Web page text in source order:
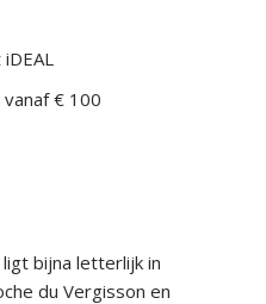
€ 100
bijna letterlijk in
du Vergisson en